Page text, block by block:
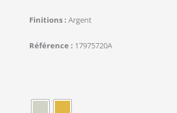
Finitions Argent
Référence 17975720A